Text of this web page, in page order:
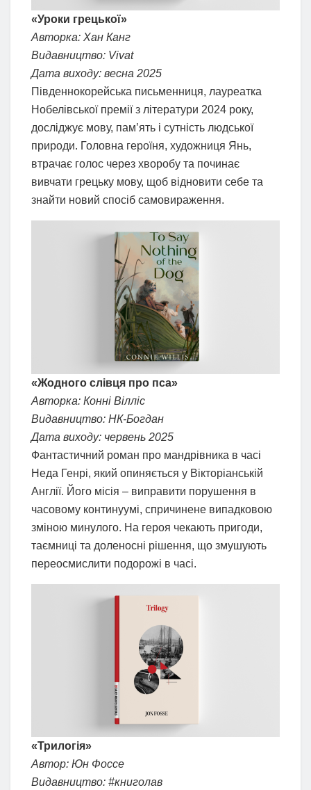
«Уроки грецької»
Авторка: Хан Канг
Видавництво: Vivat
Дата виходу: весна 2025
Південнокорейська письменниця, лауреатка
Нобелівської премії з літератури 2024 року,
досліджує мову, пам’ять і сутність людської
природи. Головна героїня, художниця Янь,
втрачає голос через хворобу та починає
вивчати грецьку мову, щоб відновити себе та
знайти новий спосіб самовираження.
«Жодного слівця про пса»
Авторка: Конні Вілліс
Видавництво: НК-Богдан
Дата виходу: червень 2025
Фантастичний роман про мандрівника в часі
Неда Генрі, який опиняється у Вікторіанській
Англії. Його місія – виправити порушення в
часовому континуумі, спричинене випадковою
зміною минулого. На героя чекають пригоди,
таємниці та доленосні рішення, що змушують
переосмислити подорожі в часі.
«Трилогія»
Автор: Юн Фоссе
Видавництво: #книголав